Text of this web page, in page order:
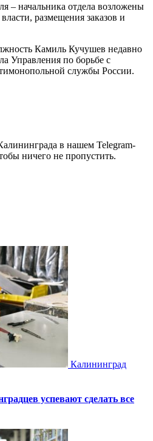
– начальника отдела возложены
размещения заказов и
Камиль Кучушев недавно
Управления по борьбе с
службы России.
в нашем Telegram-
ничего не пропустить.
Калининград
успевают сделать все